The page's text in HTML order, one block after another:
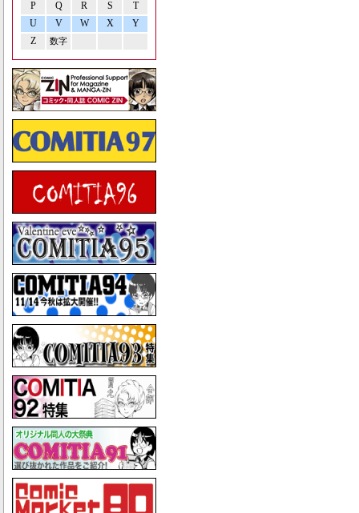
P Q R S
T
U
V W X
Y
Z
数字